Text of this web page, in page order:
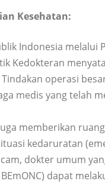
Kesehatan:
Indonesia melalui
Kedokteran
operasi
medis yang telah
memberikan
kedaruratan
dokter umum
dapat